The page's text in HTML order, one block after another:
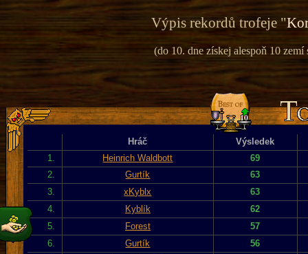
Výpis rekordů trofeje "
(do 10. dne získej alespoň 10
Hráč
Výsledek
1.
Heinrich Waldbott
69
2.
Gurtík
63
3.
xKyblx
63
4.
Kyblík
62
5.
Forest
57
6.
Gurtík
56